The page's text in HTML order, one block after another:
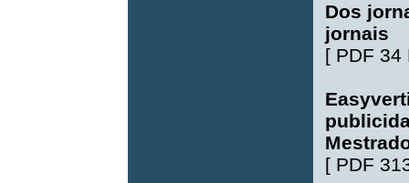
Dos
jornais
[ PDF 34
[ PDF